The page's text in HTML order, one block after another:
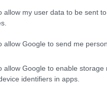
allow my user data to be sent
allow Google to send me
allow Google to enable
identifiers in apps.